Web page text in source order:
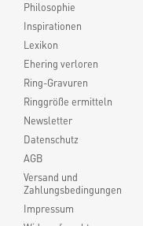
Philosophie
Inspirationen
Lexikon
Ehering verloren
Ring-Gravuren
Ringgröße ermitteln
Newsletter
Datenschutz
AGB
Versand und
Zahlungsbedingungen
Impressum